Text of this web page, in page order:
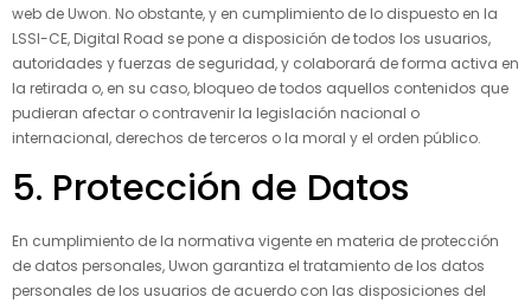
web de Uwon. No obstante, y en cumplimiento de lo dispuesto en la
LSSI-CE, Digital Road se pone a disposición de todos los usuarios,
autoridades y fuerzas de seguridad, y colaborará de forma activa en
la retirada o, en su caso, bloqueo de todos aquellos contenidos que
pudieran afectar o contravenir la legislación nacional o
internacional, derechos de terceros o la moral y el orden público.
5. Protección de Datos
En cumplimiento de la normativa vigente en materia de protección
de datos personales, Uwon garantiza el tratamiento de los datos
personales de los usuarios de acuerdo con las disposiciones del